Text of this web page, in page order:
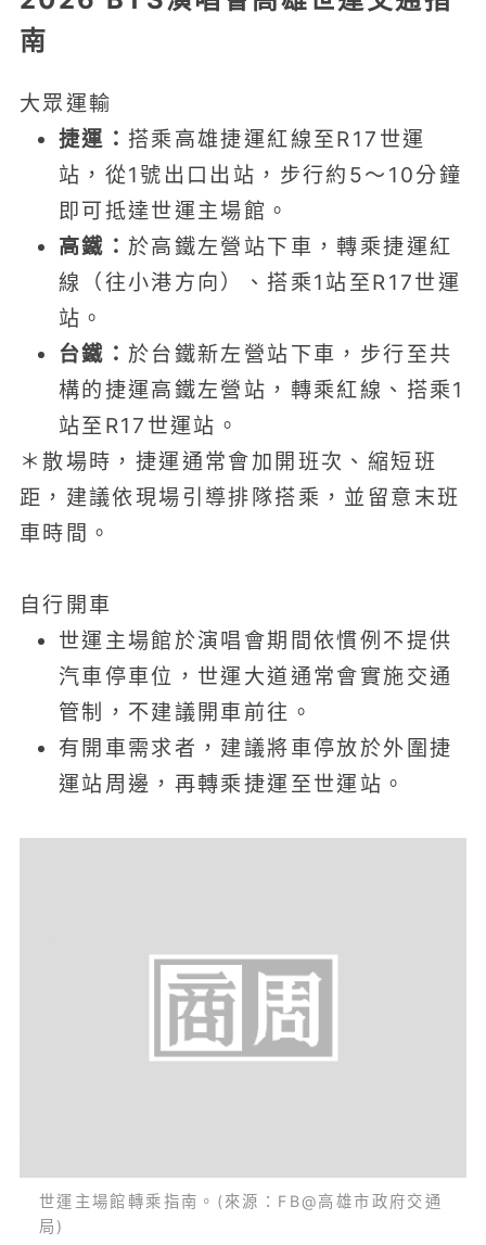
南
大眾運輸
捷運： 搭乘高雄捷運紅線至R17世運
站，從1號出口出站，步行約5～10分鐘
即可抵達世運主場館。
高鐵： 於高鐵左營站下車，轉乘捷運紅
線（往小港方向）、搭乘1站至R17世運
站。
台鐵： 於台鐵新左營站下車，步行至共
構的捷運高鐵左營站，轉乘紅線、搭乘1
站至R17世運站。
＊散場時，捷運通常會加開班次、縮短班
距，建議依現場引導排隊搭乘，並留意末班
車時間。
自行開車
世運主場館於演唱會期間依慣例不提供
汽車停車位，世運大道通常會實施交通
管制，不建議開車前往。
有開車需求者，建議將車停放於外圍捷
運站周邊，再轉乘捷運至世運站。
世運主場館轉乘指南。(來源：FB@高雄市政府交通
局)